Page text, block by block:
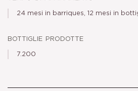
24 mesi in barriques, 12 mesi in
bottiglie prodotte
7.200